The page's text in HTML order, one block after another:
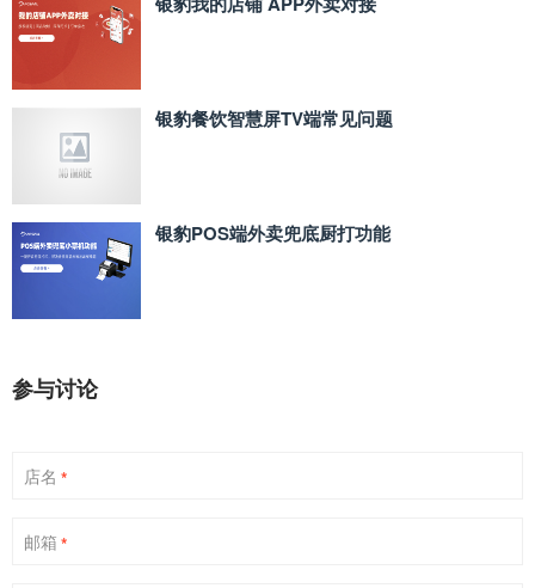
银豹餐饮智慧屏TV端常见问题
银豹POS端外卖兜底厨打功能
参与讨论
店名 *
邮箱 *